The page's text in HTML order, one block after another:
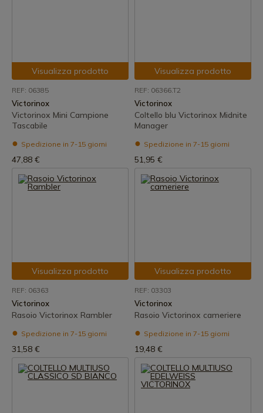
Visualizza prodotto
REF: 06385
Victorinox
Victorinox Mini Campione
Tascabile
Spedizione in 7-15 giorni
47,88 €
Visualizza prodotto
REF: 06366.T2
Victorinox
Coltello blu Victorinox Midnite
Manager
Spedizione in 7-15 giorni
51,95 €
Visualizza prodotto
REF: 06363
Victorinox
Rasoio Victorinox Rambler
Spedizione in 7-15 giorni
31,58 €
Visualizza prodotto
REF: 03303
Victorinox
Rasoio Victorinox cameriere
Spedizione in 7-15 giorni
19,48 €